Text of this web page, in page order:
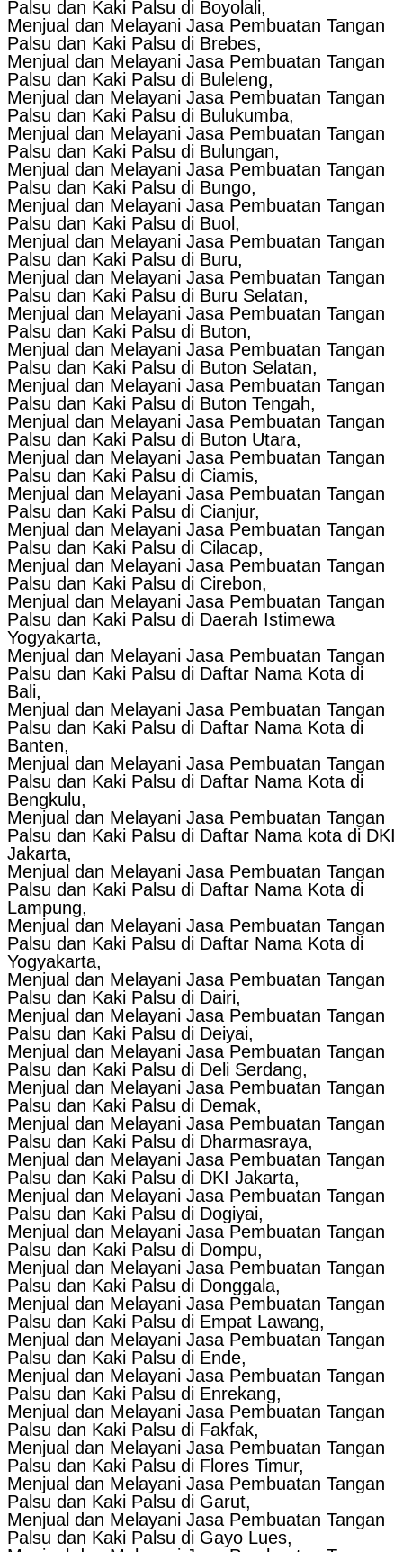
Palsu dan Kaki Palsu di Boyolali,
Menjual dan Melayani Jasa Pembuatan Tangan
Palsu dan Kaki Palsu di Brebes,
Menjual dan Melayani Jasa Pembuatan Tangan
Palsu dan Kaki Palsu di Buleleng,
Menjual dan Melayani Jasa Pembuatan Tangan
Palsu dan Kaki Palsu di Bulukumba,
Menjual dan Melayani Jasa Pembuatan Tangan
Palsu dan Kaki Palsu di Bulungan,
Menjual dan Melayani Jasa Pembuatan Tangan
Palsu dan Kaki Palsu di Bungo,
Menjual dan Melayani Jasa Pembuatan Tangan
Palsu dan Kaki Palsu di Buol,
Menjual dan Melayani Jasa Pembuatan Tangan
Palsu dan Kaki Palsu di Buru,
Menjual dan Melayani Jasa Pembuatan Tangan
Palsu dan Kaki Palsu di Buru Selatan,
Menjual dan Melayani Jasa Pembuatan Tangan
Palsu dan Kaki Palsu di Buton,
Menjual dan Melayani Jasa Pembuatan Tangan
Palsu dan Kaki Palsu di Buton Selatan,
Menjual dan Melayani Jasa Pembuatan Tangan
Palsu dan Kaki Palsu di Buton Tengah,
Menjual dan Melayani Jasa Pembuatan Tangan
Palsu dan Kaki Palsu di Buton Utara,
Menjual dan Melayani Jasa Pembuatan Tangan
Palsu dan Kaki Palsu di Ciamis,
Menjual dan Melayani Jasa Pembuatan Tangan
Palsu dan Kaki Palsu di Cianjur,
Menjual dan Melayani Jasa Pembuatan Tangan
Palsu dan Kaki Palsu di Cilacap,
Menjual dan Melayani Jasa Pembuatan Tangan
Palsu dan Kaki Palsu di Cirebon,
Menjual dan Melayani Jasa Pembuatan Tangan
Palsu dan Kaki Palsu di Daerah Istimewa
Yogyakarta,
Menjual dan Melayani Jasa Pembuatan Tangan
Palsu dan Kaki Palsu di Daftar Nama Kota di
Bali,
Menjual dan Melayani Jasa Pembuatan Tangan
Palsu dan Kaki Palsu di Daftar Nama Kota di
Banten,
Menjual dan Melayani Jasa Pembuatan Tangan
Palsu dan Kaki Palsu di Daftar Nama Kota di
Bengkulu,
Menjual dan Melayani Jasa Pembuatan Tangan
Palsu dan Kaki Palsu di Daftar Nama kota di DKI
Jakarta,
Menjual dan Melayani Jasa Pembuatan Tangan
Palsu dan Kaki Palsu di Daftar Nama Kota di
Lampung,
Menjual dan Melayani Jasa Pembuatan Tangan
Palsu dan Kaki Palsu di Daftar Nama Kota di
Yogyakarta,
Menjual dan Melayani Jasa Pembuatan Tangan
Palsu dan Kaki Palsu di Dairi,
Menjual dan Melayani Jasa Pembuatan Tangan
Palsu dan Kaki Palsu di Deiyai,
Menjual dan Melayani Jasa Pembuatan Tangan
Palsu dan Kaki Palsu di Deli Serdang,
Menjual dan Melayani Jasa Pembuatan Tangan
Palsu dan Kaki Palsu di Demak,
Menjual dan Melayani Jasa Pembuatan Tangan
Palsu dan Kaki Palsu di Dharmasraya,
Menjual dan Melayani Jasa Pembuatan Tangan
Palsu dan Kaki Palsu di DKI Jakarta,
Menjual dan Melayani Jasa Pembuatan Tangan
Palsu dan Kaki Palsu di Dogiyai,
Menjual dan Melayani Jasa Pembuatan Tangan
Palsu dan Kaki Palsu di Dompu,
Menjual dan Melayani Jasa Pembuatan Tangan
Palsu dan Kaki Palsu di Donggala,
Menjual dan Melayani Jasa Pembuatan Tangan
Palsu dan Kaki Palsu di Empat Lawang,
Menjual dan Melayani Jasa Pembuatan Tangan
Palsu dan Kaki Palsu di Ende,
Menjual dan Melayani Jasa Pembuatan Tangan
Palsu dan Kaki Palsu di Enrekang,
Menjual dan Melayani Jasa Pembuatan Tangan
Palsu dan Kaki Palsu di Fakfak,
Menjual dan Melayani Jasa Pembuatan Tangan
Palsu dan Kaki Palsu di Flores Timur,
Menjual dan Melayani Jasa Pembuatan Tangan
Palsu dan Kaki Palsu di Garut,
Menjual dan Melayani Jasa Pembuatan Tangan
Palsu dan Kaki Palsu di Gayo Lues,